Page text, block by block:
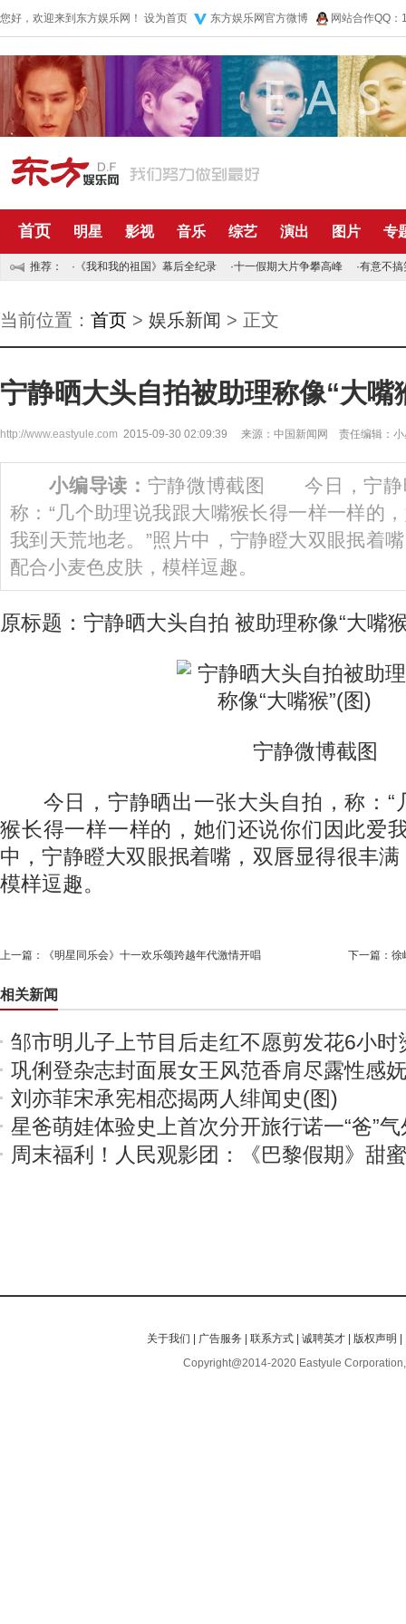
您好，欢迎来到东方娱乐网！ 设为首页 东方娱乐网官方微博 网站合作QQ
首页 明星 影视 音乐 综艺 演出 图片 专
推荐： · 《我和我的祖国》幕后全纪录 ·十一假期大片争攀高峰 ·有意不搞
当前位置： 首页 > 娱乐新闻 > 正文
宁静晒大头自拍被助理称像“大嘴
http://www.eastyule.com 2015-09-30 02:09:39 来源：中国新闻网 责任编辑：小
小编导读： 宁静微博截图 今日，宁静
称：“几个助理说我跟大嘴猴长得一样一样的
我到天荒地老。”照片中，宁静瞪大双眼抿着
配合小麦色皮肤，模样逗趣。
原标题：宁静晒大头自拍 被助理称像“大嘴
宁静微博截图
今日，宁静晒出一张大头自拍，称：“
猴长得一样一样的，她们还说你们因此爱
中，宁静瞪大双眼抿着嘴，双唇显得很丰
模样逗趣。
上一篇： 《明星同乐会》十一欢乐颂跨越年代激情开唱 下一篇： 徐
相关新闻
邹市明儿子上节目后走红不愿剪发花6小时
巩俐登杂志封面展女王风范香肩尽露性感
刘亦菲宋承宪相恋揭两人绯闻史(图)
星爸萌娃体验史上首次分开旅行诺一“爸”
周末福利！人民观影团：《巴黎假期》甜
关于我们 广告服务 |联系方式 |诚聘英才 版权声明
Copyright@2014-2020 Eastyule